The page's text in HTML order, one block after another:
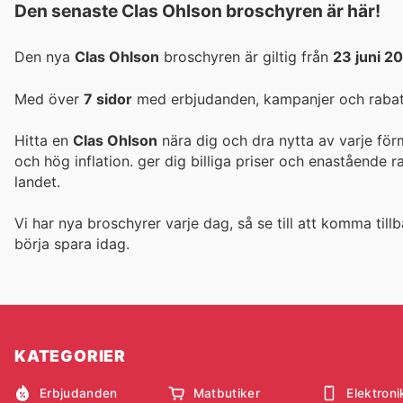
Den senaste Clas Ohlson broschyren är här!
Den nya Clas Ohlson broschyren är giltig från 23 juni
Med över 7 sidor med erbjudanden, kampanjer och
Hitta en Clas Ohlson nära dig och dra nytta av varje
och hög inflation. ger dig billiga priser och enastående
landet.
Vi har nya broschyrer varje dag, så se till att komma
börja spara idag.
KATEGORIER
Erbjudanden Matbutiker